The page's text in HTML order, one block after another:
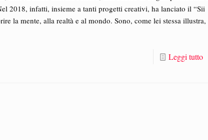
2018, infatti, insieme a tanti progetti creativi, ha lanciato il “Sii
la mente, alla realtà e al mondo. Sono, come lei stessa illustra,
Leggi tutto